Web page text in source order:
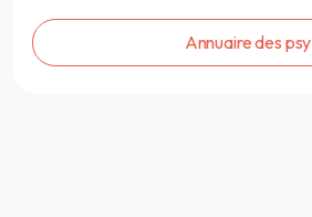
Annuaire des psy